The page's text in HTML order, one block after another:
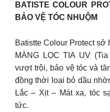
BATISTE COLOUR
BẢO VỆ TÓC NHUỘM
Batistte Colour Protect
MÀNG LỌC TIA UV
vượt trội, bảo vệ tóc và
đồng thời loại bỏ dầu
Lắc – Xịt – Mát xa, tóc
tức.